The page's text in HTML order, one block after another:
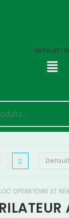
OPÉRATOIRE ET